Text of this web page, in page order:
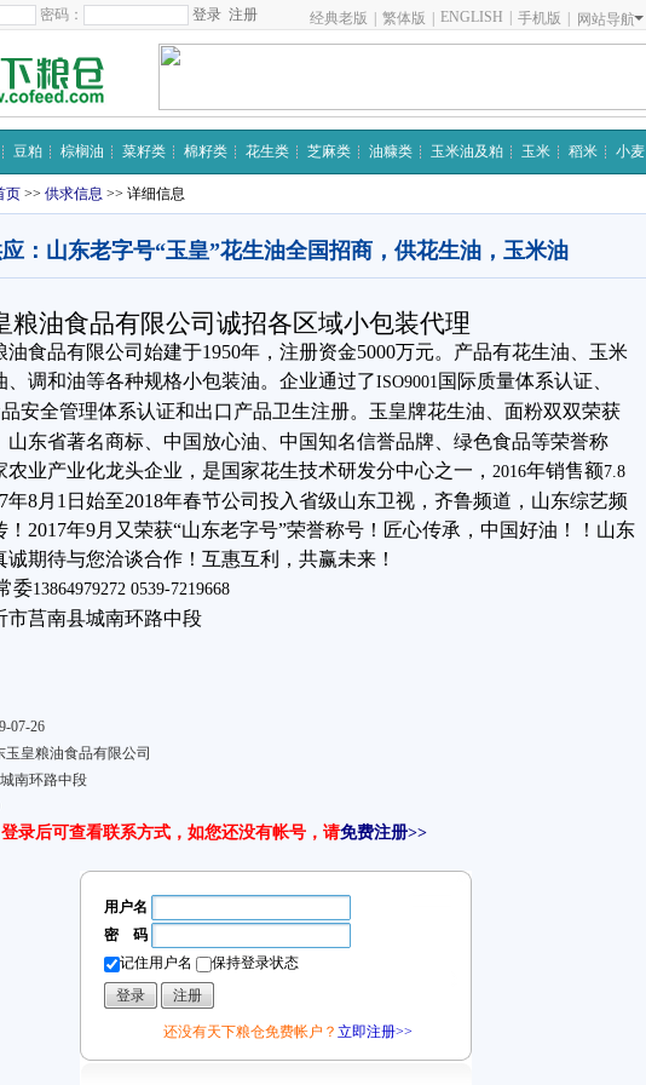
密码： 注册 经典老版 繁体版 ENGLISH 手机版 网站导航
豆粕 棕榈油 菜籽类 棉籽类 花生类 芝麻类 油糠类 玉米油及粕 玉米 稻米 小麦
页 >> 供求信息 >> 详细信息
：山东老字号“玉皇”花生油全国招商，供花生油，玉米油
粮油食品有限公司诚招各区域小包装代理
油食品有限公司始建于1950年，注册资金5000万元。产品有花生油、玉米
、调和油等各种规格小包装油。企业通过了ISO9001 国际质量体系认证、
安全管理体系认证和出口产品卫生注册。玉皇牌花生油、面粉双双荣获
山东省著名商标、中国放心油、中国知名信誉品牌、绿色食品等荣誉称
农业产业化龙头企业，是国家花生技术研发分中心之一， 2016年销售额7.8
年8月1日始至2018年春节公司投入省级山东卫视，齐鲁频道，山东综艺频
！2017年9月又荣获“山东老字号”荣誉称号！匠心传承，中国好油！！山东
诚期待与您洽谈合作！互惠互利，共赢未来！
委13864979272 0539-7219668
市莒南县城南环路中段
07-26
玉皇粮油食品有限公司
南环路中段
登录后可查看联系方式，如您还没有帐号，请免费注册>>
用户名
密 码
记住用户名
保持登录状态
还没有天下粮仓免费帐户？ 立即注册>>